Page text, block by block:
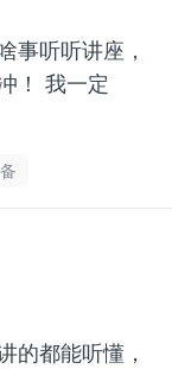
事听听讲座，
！ 我一定
的都能听懂，